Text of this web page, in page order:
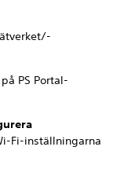
PS Portal-
Fi-inställningarna